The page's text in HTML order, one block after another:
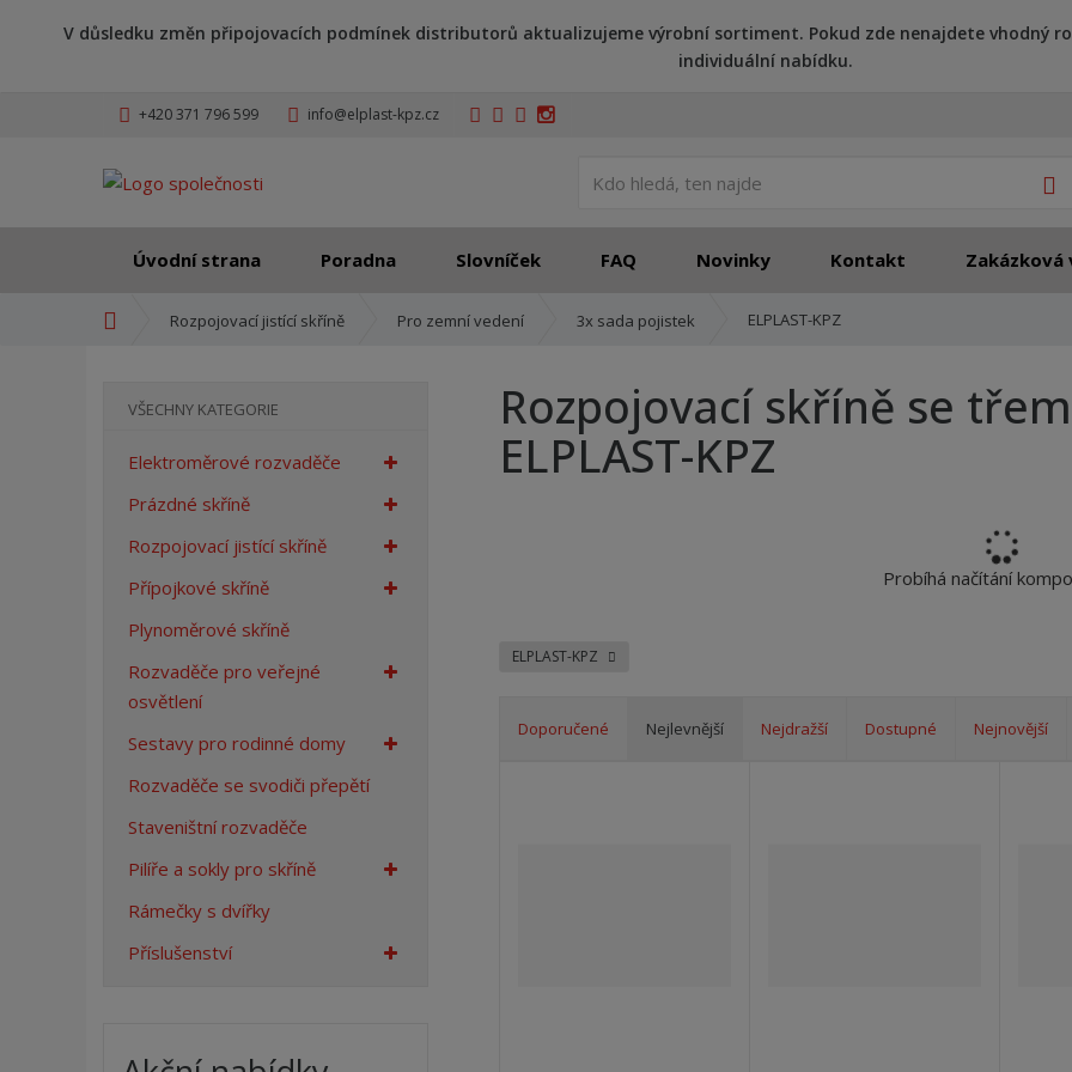
V důsledku změn připojovacích podmínek distributorů aktualizujeme výrobní sortiment. Pokud zde nenajdete vhodný
individuální nabídku.
+420 371 796 599 info@elplast-kpz.cz
Úvodní strana Poradna Slovníček FAQ Novinky Kontakt Zakázková
Rozpojovací jistící skříně Pro zemní vedení 3x sada pojistek ELPLAST-KPZ
Rozpojovací skříně se
ELPLAST-KPZ
Probíhá načítání
ELPLAST-KPZ
Doporučené Nejlevnější Nejdražší Dostupné Nejnovější
VŠECHNY KATEGORIE
Elektroměrové rozvaděče
Prázdné skříně
Rozpojovací jistící skříně
Přípojkové skříně
Plynoměrové skříně
Rozvaděče pro veřejné
osvětlení
Sestavy pro rodinné domy
Rozvaděče se svodiči přepětí
Staveništní rozvaděče
Pilíře a sokly pro skříně
Rámečky s dvířky
Příslušenství